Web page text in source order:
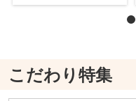
こだわり特集